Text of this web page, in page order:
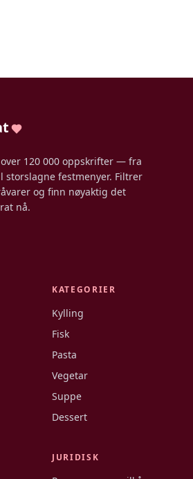
120 000 oppskrifter — fra
storslagne festmenyer. Filtrer
og finn nøyaktig det
nå.
KATEGORIER
Kylling
Fisk
Pasta
Vegetar
Suppe
Dessert
JURIDISK